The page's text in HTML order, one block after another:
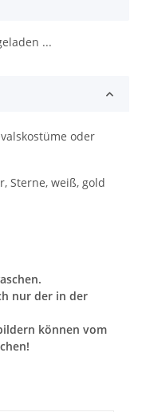
...
oder
Sterne, weiß, gold
nur der in der
können vom